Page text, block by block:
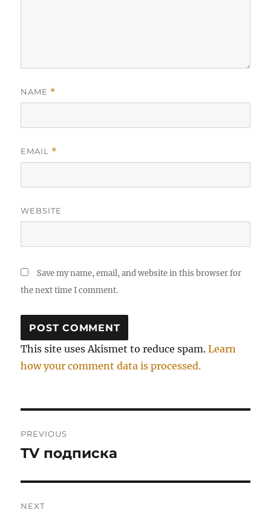
NAME *
EMAIL *
WEBSITE
Save my name, email, and website in this browser for
the next time I comment.
This site uses Akismet to reduce spam.Learn
how your comment data is processed.
navigation
PREVIOUS
Previous
TV подписка
NEXT